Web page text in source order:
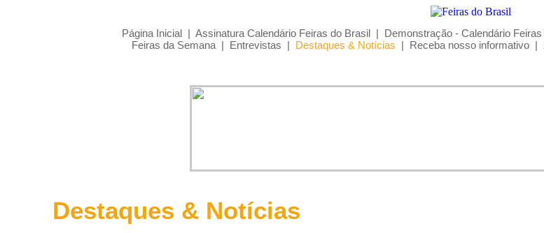
Página Inicial | Assinatura Calendário Feiras do Brasil | Demonstração - Calendário
Feiras da Semana | Entrevistas | Destaques & Notícias | Receba nosso informativo |
Destaques & Notícias